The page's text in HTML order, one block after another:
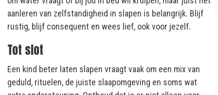
aanleren van zelfstandigheid in slapen is belangrijk. Blijf
rustig, blijf consequent en wees lief, ook voor jezelf.
Tot slot
Een kind beter laten slapen vraagt vaak om een mix van
geduld, rituelen, de juiste slaapomgeving en soms wat